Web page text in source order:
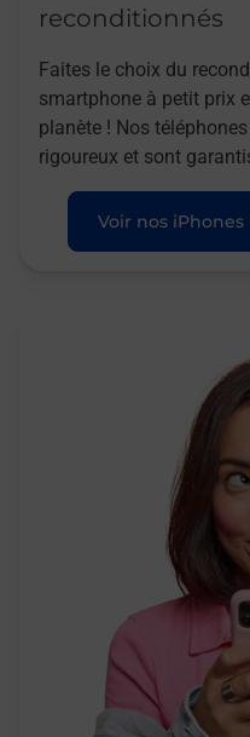
reconditionnés
Faites le choix du
smartphone à petit prix
planète ! Nos
rigoureux et sont
Voir nos